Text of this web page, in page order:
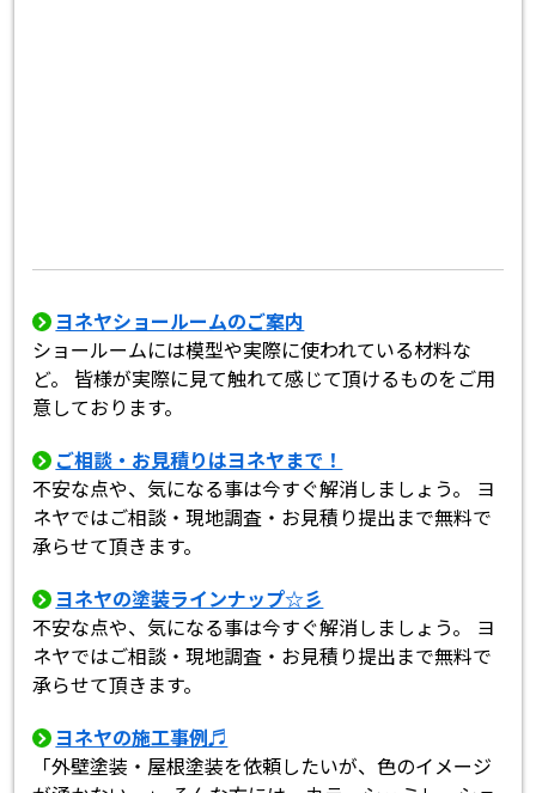
ヨネヤショールームのご案内
ショールームには模型や実際に使われている材料な
ど。 皆様が実際に見て触れて感じて頂けるものをご用
意しております。
ご相談・お見積りはヨネヤまで！
不安な点や、気になる事は今すぐ解消しましょう。 ヨ
ネヤではご相談・現地調査・お見積り提出まで無料で
承らせて頂きます。
ヨネヤの塗装ラインナップ☆彡
不安な点や、気になる事は今すぐ解消しましょう。 ヨ
ネヤではご相談・現地調査・お見積り提出まで無料で
承らせて頂きます。
ヨネヤの施工事例♬
「外壁塗装・屋根塗装を依頼したいが、色のイメージ